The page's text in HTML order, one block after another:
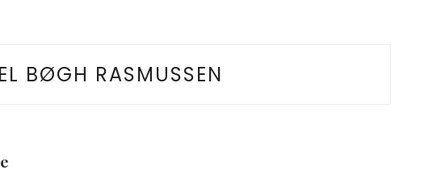
BØGH RASMUSSEN